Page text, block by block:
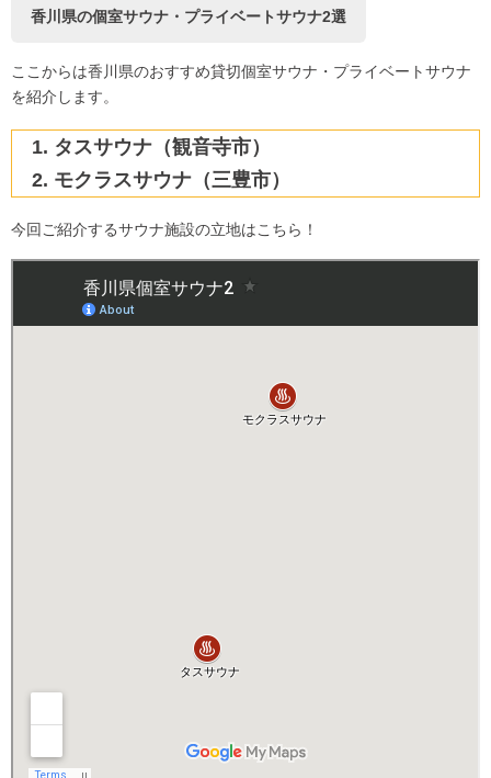
香川県の個室サウナ・プライベートサウナ2選
ここからは香川県のおすすめ貸切個室サウナ・プライベートサウナ
を紹介します。
タスサウナ（観音寺市）
モクラスサウナ（三豊市）
今回ご紹介するサウナ施設の立地はこちら！